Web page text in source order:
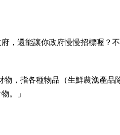
，還能讓你政府慢慢招標喔？不
，指各種物品（生鮮農漁產品
。」